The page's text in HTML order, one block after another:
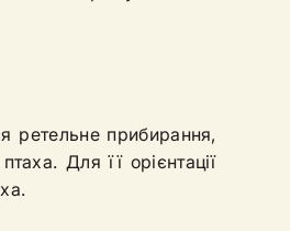
ретельне прибирання,
Для її орієнтації